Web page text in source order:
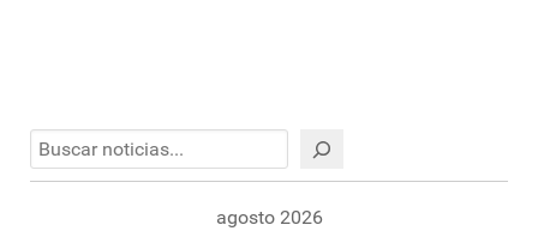
Buscar
agosto 2026